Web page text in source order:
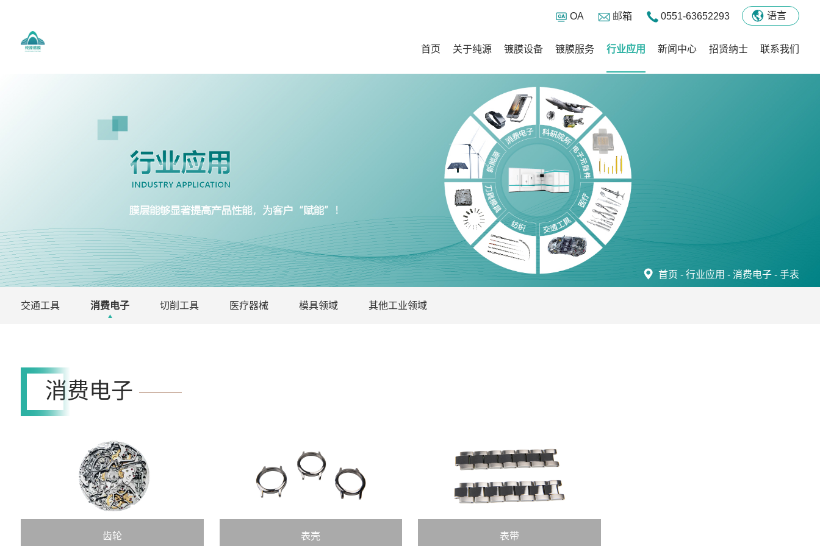
语言
OA 邮箱 0551-63652293
首页 关于纯源 镀膜设备 镀膜服务 行业应用 新闻中心 招贤纳士 联系我们
首页 -行业应用 -消费电子 -手表
交通工具 消费电子 切削工具 医疗器械 模具领域 其他工业领域
消费电子
齿轮 表壳 表带